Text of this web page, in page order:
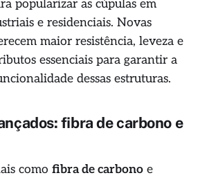
popularizar as cúpulas em
e residenciais. Novas
maior resistência, leveza e
essenciais para garantir a
dessas estruturas.
fibra de carbono e
como fibra de carbono e